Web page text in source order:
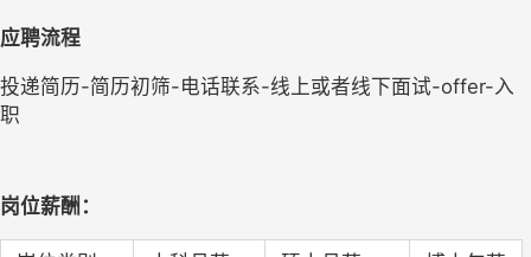
应聘流程
投递简历-简历初筛-电话联系-线上或者线下面试-offer-入
职
岗位薪酬：